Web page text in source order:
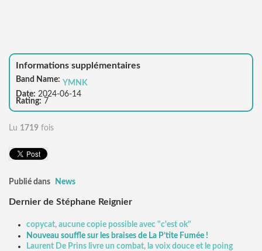
Informations supplémentaires
Band Name: YMNK
Date: 2024-06-14
Rating: 7
Lu 1719 fois
Publié dans News
Dernier de Stéphane Reignier
copycat, aucune copie possible avec "c'est ok"
Nouveau souffle sur les braises de La P’tite Fumée !
Laurent De Prins livre un combat, la voix douce et le poing